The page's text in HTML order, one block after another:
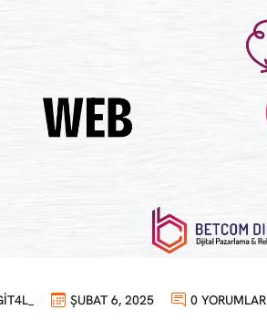
ŞUBAT 6, 2025 0 YORUMLAR